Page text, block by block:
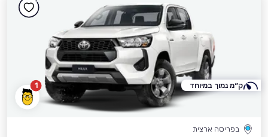
1
בפריסה ארצית
ק״מ נמוך במיוחד